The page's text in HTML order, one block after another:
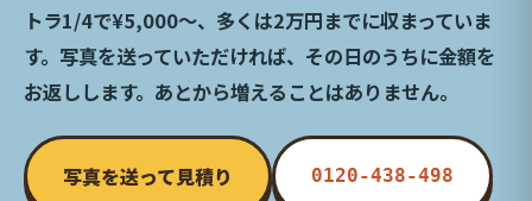
トラ1/4で¥5,000〜、多くは2万円までに収まっていま
す。写真を送っていただければ、その日のうちに金額を
お返しします。あとから増えることはありません。
写真を送って見積り 0120-438-498